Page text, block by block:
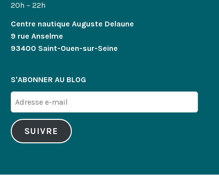
20h – 22h
Centre nautique Auguste Delaune
9 rue Anselme
93400 Saint-Ouen-sur-Seine
S'ABONNER AU BLOG
Adresse
e-
mail
SUIVRE